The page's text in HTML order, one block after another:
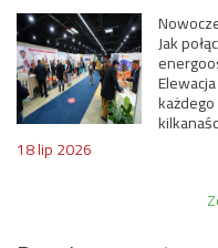
Jak
18 lip 2026